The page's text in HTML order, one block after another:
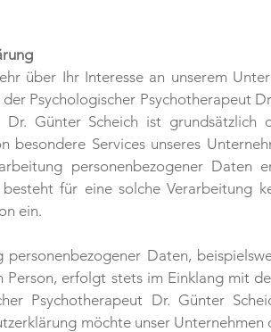
über Ihr Interesse an unserem
Psychologischer Psychotherapeut
Dr. Günter Scheich ist
besondere Services unseres
personenbezogener Daten
für eine solche Verarbeitung
ein.
personenbezogener Daten,
Person, erfolgt stets im Einklang mit
Psychotherapeut Dr. Günter
möchte unser